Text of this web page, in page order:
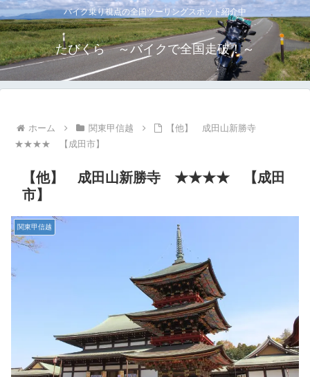
バイク乗り視点の全国ツーリングスポット紹介中
たびくら ～バイクで全国走破！～
ホーム 関東甲信越
【他】 成田山新勝寺
★★★★ 【成田市】
【他】 成田山新勝寺 ★★★★ 【成田
市】
関東甲信越